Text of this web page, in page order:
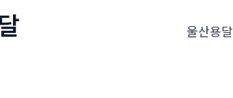
울산용달